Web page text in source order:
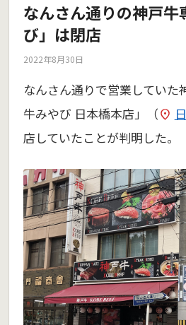
なんさん通りの神戸牛
び」は閉店
2022年8月30日
なんさん通りで営業していた
牛みやび 日本橋本店」（
店していたことが判明した。